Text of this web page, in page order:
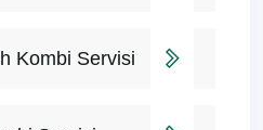
Kombi Servisi